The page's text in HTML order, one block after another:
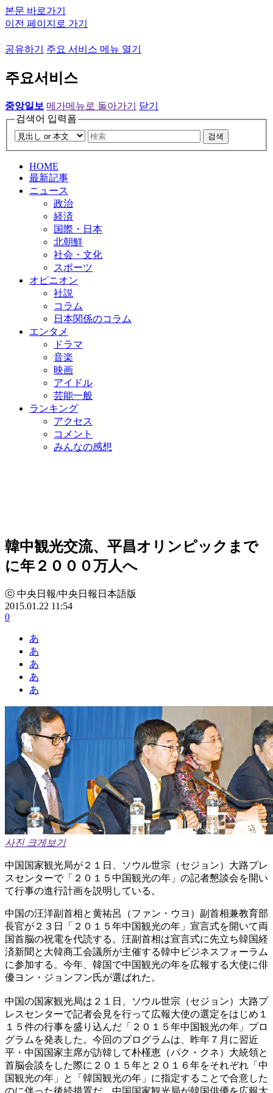
본문 바로가기
이전 페이지로 가기
공유하기 주요 서비스 메뉴 열기
주요서비스
중앙일보 메가메뉴로 돌아가기
닫기
검색어 입력폼
검색
HOME
最新記事
ニュース
政治
経済
国際・日本
北朝鮮
社会・文化
スポーツ
オピニオン
社説
コラム
日本関係のコラム
エンタメ
ドラマ
音楽
映画
アイドル
芸能一般
ランキング
アクセス
コメント
みんなの感想
韓中観光交流、平昌オリンピックまで
に年２０００万人へ
ⓒ 中央日報/中央日報日本語版
2015.01.22 11:54
0
あ
あ
あ
あ
あ
사진 크게보기
中国国家観光局が２１日、ソウル世宗（セジョン）大路プレ
スセンターで「２０１５中国観光の年」の記者懇談会を開い
て行事の進行計画を説明している。
中国の汪洋副首相と黄祐呂（ファン・ウヨ）副首相兼教育部
長官が２３日「２０１５年中国観光の年」宣言式を開いて両
国首脳の祝電を代読する。汪副首相は宣言式に先立ち韓国経
済新聞と大韓商工会議所が主催する韓中ビジネスフォーラム
に参加する。今年、韓国で中国観光の年を広報する大使に俳
優ヨン・ジョンフン氏が選ばれた。
中国の国家観光局は２１日、ソウル世宗（セジョン）大路プ
レスセンターで記者会見を行って広報大使の選定をはじめ１
１５件の行事を盛り込んだ「２０１５年中国観光の年」プロ
グラムを発表した。今回のプログラムは、昨年７月に習近
平・中国国家主席が訪韓して朴槿恵（パク・クネ）大統領と
首脳会談をした際に２０１５年と２０１６年をそれぞれ「中
国観光の年」と「韓国観光の年」に指定することで合意した
のに伴った後続措置だ。中国国家観光局が韓国俳優を広報大